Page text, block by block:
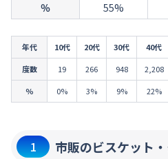
％
55%
年代 10代 20代 30代 40代
度数
19 266 948 2,208
％
0% 3% 9% 22%
1 市販のビスケット